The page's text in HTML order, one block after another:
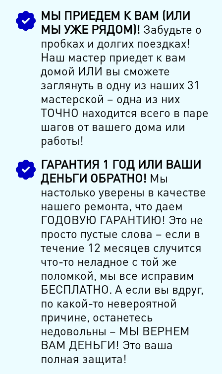
МЫ ПРИЕДЕМ К ВАМ (ИЛИ
МЫ УЖЕ РЯДОМ)! Забудьте о
пробках и долгих поездках!
Наш мастер приедет к вам
домой ИЛИ вы сможете
заглянуть в одну из наших 31
мастерской – одна из них
ТОЧНО находится всего в паре
шагов от вашего дома или
работы!
ГАРАНТИЯ 1 ГОД ИЛИ ВАШИ
ДЕНЬГИ ОБРАТНО! Мы
настолько уверены в качестве
нашего ремонта, что даем
ГОДОВУЮ ГАРАНТИЮ! Это не
просто пустые слова – если в
течение 12 месяцев случится
что-то неладное с той же
поломкой, мы все исправим
БЕСПЛАТНО. А если вы вдруг,
по какой-то невероятной
причине, останетесь
недовольны – МЫ ВЕРНЕМ
ВАМ ДЕНЬГИ! Это ваша
полная защита!